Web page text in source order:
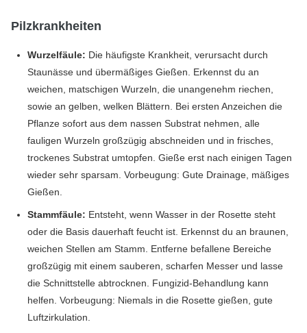
Pilzkrankheiten
Wurzelfäule: Die häufigste Krankheit, verursacht durch
Staunässe und übermäßiges Gießen. Erkennst du an
weichen, matschigen Wurzeln, die unangenehm riechen,
sowie an gelben, welken Blättern. Bei ersten Anzeichen die
Pflanze sofort aus dem nassen Substrat nehmen, alle
fauligen Wurzeln großzügig abschneiden und in frisches,
trockenes Substrat umtopfen. Gieße erst nach einigen Tagen
wieder sehr sparsam. Vorbeugung: Gute Drainage, mäßiges
Gießen.
Stammfäule: Entsteht, wenn Wasser in der Rosette steht
oder die Basis dauerhaft feucht ist. Erkennst du an braunen,
weichen Stellen am Stamm. Entferne befallene Bereiche
großzügig mit einem sauberen, scharfen Messer und lasse
die Schnittstelle abtrocknen. Fungizid-Behandlung kann
helfen. Vorbeugung: Niemals in die Rosette gießen, gute
Luftzirkulation.